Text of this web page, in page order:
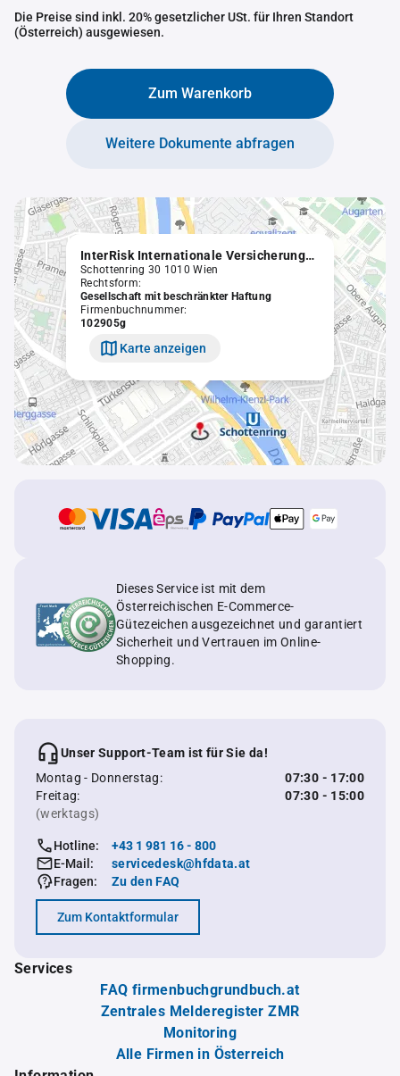
Die Preise sind inkl. 20% gesetzlicher USt. für Ihren Standort
(Österreich) ausgewiesen.
Zum Warenkorb
Weitere Dokumente abfragen
InterRisk Internationale Versicherungsholding GmbH.
Schottenring 30 1010 Wien
Rechtsform:
Gesellschaft mit beschränkter Haftung
Firmenbuchnummer:
102905g
Karte anzeigen
Dieses Service ist mit dem
Österreichischen E-Commerce-
Gütezeichen ausgezeichnet und garantiert
Sicherheit und Vertrauen im Online-
Shopping.
Unser Support-Team ist für Sie da!
Montag - Donnerstag:
07:30 - 17:00
Freitag:
07:30 - 15:00
(werktags)
Hotline:
+43 1 981 16 - 800
E-Mail:
servicedesk@hfdata.at
Fragen:
Zu den FAQ
Zum Kontaktformular
Services
FAQ firmenbuchgrundbuch.at
Zentrales Melderegister ZMR
Monitoring
Alle Firmen in Österreich